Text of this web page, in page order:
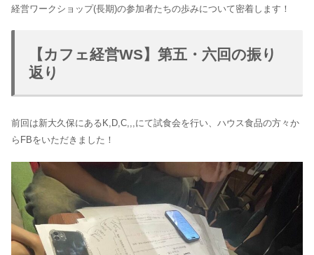
経営ワークショップ(長期)の参加者たちの歩みについて密着します！
【カフェ経営WS】第五・六回の振り
返り
前回は新大久保にあるK,D,C,,,にて試食会を行い、ハウス食品の方々か
らFBをいただきました！